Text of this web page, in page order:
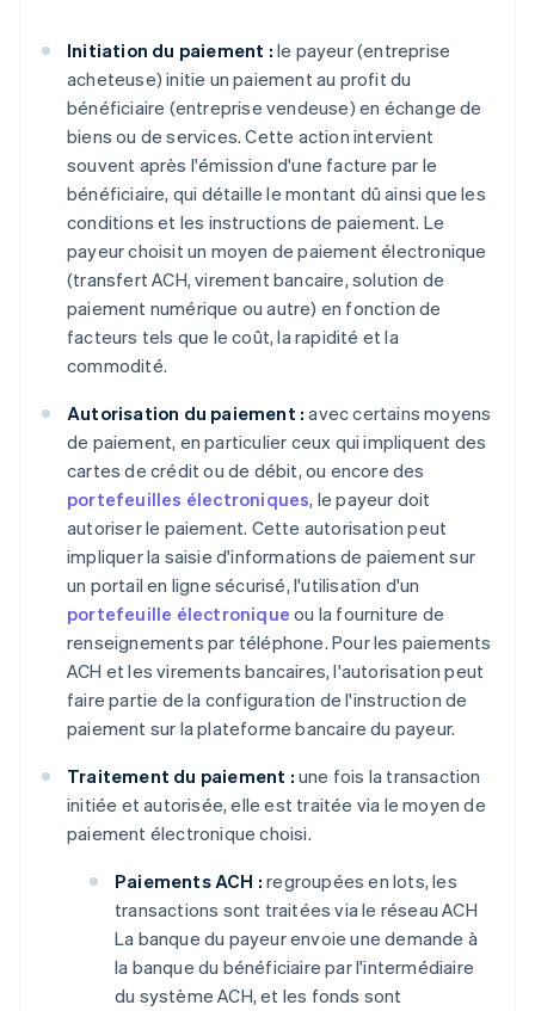
Initiation du paiement : le payeur (entreprise
acheteuse) initie un paiement au profit du
bénéficiaire (entreprise vendeuse) en échange de
biens ou de services. Cette action intervient
souvent après l'émission d'une facture par le
bénéficiaire, qui détaille le montant dû ainsi que les
conditions et les instructions de paiement. Le
payeur choisit un moyen de paiement électronique
(transfert ACH, virement bancaire, solution de
paiement numérique ou autre) en fonction de
facteurs tels que le coût, la rapidité et la
commodité.
Autorisation du paiement : avec certains moyens
de paiement, en particulier ceux qui impliquent des
cartes de crédit ou de débit, ou encore des
portefeuilles électroniques, le payeur doit
autoriser le paiement. Cette autorisation peut
impliquer la saisie d'informations de paiement sur
un portail en ligne sécurisé, l'utilisation d'un
portefeuille électronique ou la fourniture de
renseignements par téléphone. Pour les paiements
ACH et les virements bancaires, l'autorisation peut
faire partie de la configuration de l'instruction de
paiement sur la plateforme bancaire du payeur.
Traitement du paiement : une fois la transaction
initiée et autorisée, elle est traitée via le moyen de
paiement électronique choisi.
Paiements ACH : regroupées en lots, les
transactions sont traitées via le réseau ACH
La banque du payeur envoie une demande à
la banque du bénéficiaire par l'intermédiaire
du système ACH, et les fonds sont